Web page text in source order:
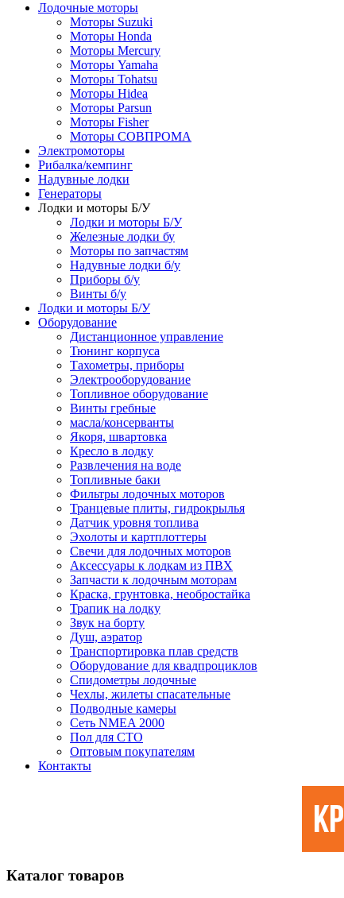
Лодочные моторы
Моторы Suzuki
Моторы Honda
Моторы Mercury
Моторы Yamaha
Моторы Tohatsu
Моторы Hidea
Моторы Parsun
Моторы Fisher
Моторы СОВПРОМА
Электромоторы
Рибалка/кемпинг
Надувные лодки
Генераторы
Лодки и моторы Б/У
Лодки и моторы Б/У
Железные лодки бу
Моторы по запчастям
Надувные лодки б/у
Приборы б/у
Винты б/у
Лодки и моторы Б/У
Оборудование
Дистанционное управление
Тюнинг корпуса
Тахометры, приборы
Электрооборудование
Топливное оборудование
Винты гребные
масла/консерванты
Якоря, швартовка
Кресло в лодку
Развлечения на воде
Топливные баки
Фильтры лодочных моторов
Транцевые плиты, гидрокрылья
Датчик уровня топлива
Эхолоты и картплоттеры
Cвечи для лодочных моторов
Аксессуары к лодкам из ПВХ
Запчасти к лодочным моторам
Краска, грунтовка, необростайка
Трапик на лодку
Звук на борту
Душ, аэратор
Транспортировка плав средств
Оборудование для квадпроциклов
Спидометры лодочные
Чехлы, жилеты спасательные
Подводные камеры
Сеть NMEA 2000
Пол для СТО
Оптовым покупателям
Контакты
Каталог товаров